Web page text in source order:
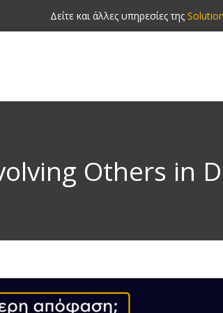
Δείτε και άλλες υπηρεσίες της
Others in